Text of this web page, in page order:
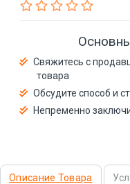
Свяжитесь с
товара
Обсудите способ и
Непременно
Описание Товара